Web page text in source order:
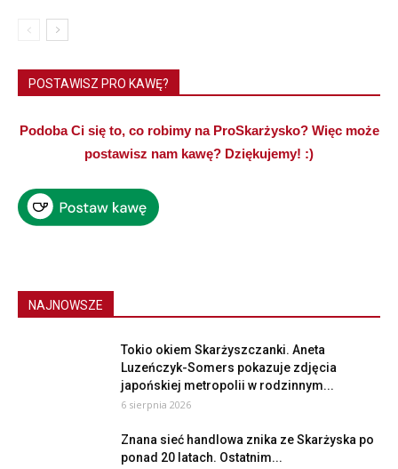
POSTAWISZ PRO KAWĘ?
Podoba Ci się to, co robimy na ProSkarżysko? Więc może
postawisz nam kawę? Dziękujemy! :)
NAJNOWSZE
Tokio okiem Skarżyszczanki. Aneta
Luzeńczyk-Somers pokazuje zdjęcia
japońskiej metropolii w rodzinnym...
6 sierpnia 2026
Znana sieć handlowa znika ze Skarżyska po
ponad 20 latach. Ostatnim...